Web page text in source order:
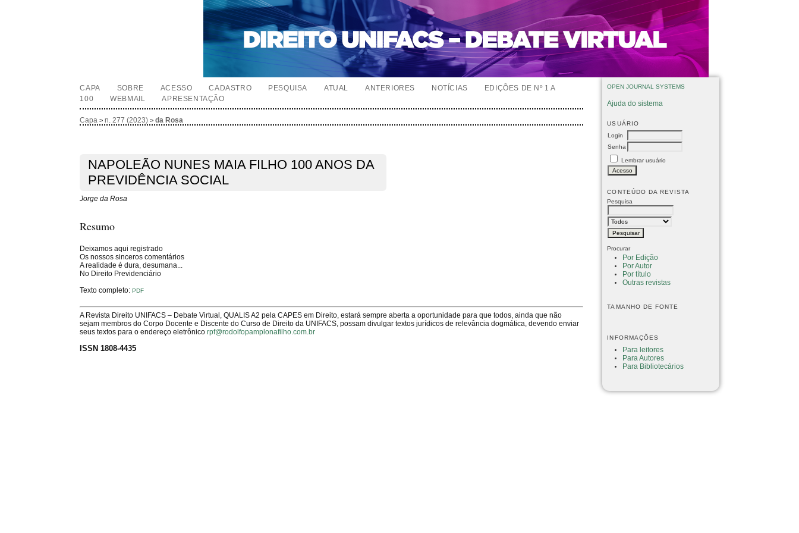
OPEN JOURNAL SYSTEMS
Ajuda do sistema
USUÁRIO
Login
Senha
Lembrar usuário
CONTEÚDO DA REVISTA
Pesquisa
Procurar
Por Edição
Por Autor
Por título
Outras revistas
TAMANHO DE FONTE
INFORMAÇÕES
Para leitores
Para Autores
Para Bibliotecários
CAPA SOBRE ACESSO CADASTRO PESQUISA ATUAL ANTERIORES NOTÍCIAS
EDIÇÕES DE Nº 1 A
100
WEBMAIL APRESENTAÇÃO
Capa >n. 277 (2023) >da Rosa
NAPOLEÃO NUNES MAIA FILHO 100 ANOS DA
PREVIDÊNCIA SOCIAL
Jorge da Rosa
Resumo
Deixamos aqui registrado
Os nossos sinceros comentários
A realidade é dura, desumana...
No Direito Previdenciário
Texto completo:PDF
A Revista Direito UNIFACS – Debate Virtual, QUALIS A2 pela CAPES em Direito, estará sempre aberta a oportunidade para que todos, ainda que não
sejam membros do Corpo Docente e Discente do Curso de Direito da UNIFACS, possam divulgar textos jurídicos de relevância dogmática, devendo enviar
seus textos para o endereço eletrônicorpf@rodolfopamplonafilho.com.br
ISSN 1808-4435